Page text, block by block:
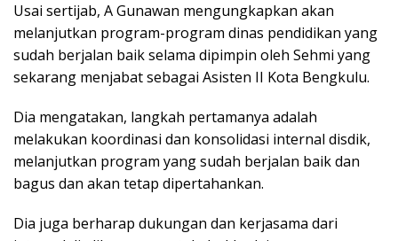
Usai sertijab, A Gunawan mengungkapkan akan
melanjutkan program-program dinas pendidikan yang
sudah berjalan baik selama dipimpin oleh Sehmi yang
sekarang menjabat sebagai Asisten II Kota Bengkulu.
Dia mengatakan, langkah pertamanya adalah
melakukan koordinasi dan konsolidasi internal disdik,
melanjutkan program yang sudah berjalan baik dan
bagus dan akan tetap dipertahankan.
Dia juga berharap dukungan dan kerjasama dari